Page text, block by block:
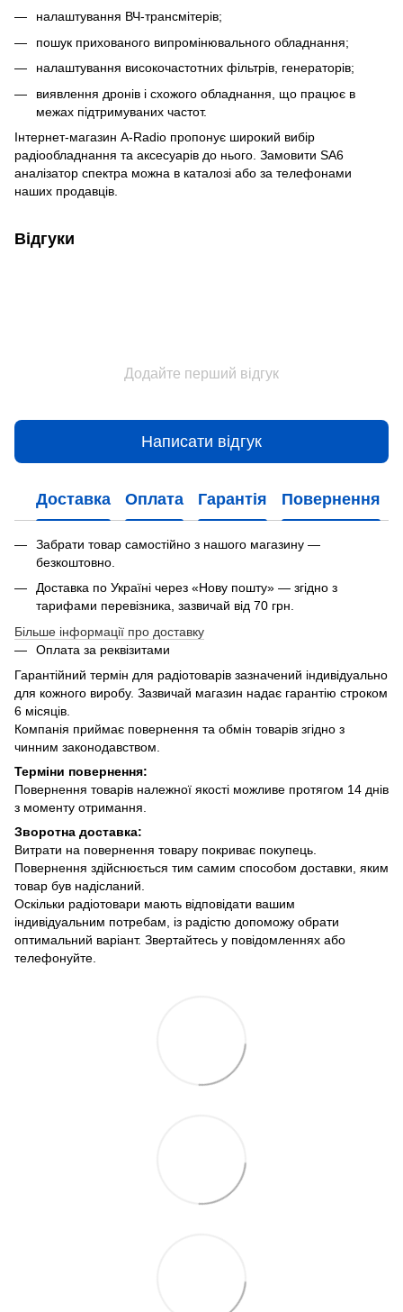
налаштування ВЧ-трансмітерів;
пошук прихованого випромінювального обладнання;
налаштування високочастотних фільтрів, генераторів;
виявлення дронів і схожого обладнання, що працює в
межах підтримуваних частот.
Інтернет-магазин A-Radio пропонує широкий вибір
радіообладнання та аксесуарів до нього. Замовити SA6
аналізатор спектра можна в каталозі або за телефонами
наших продавців.
Відгуки
Додайте перший відгук
Написати відгук
Доставка Оплата Гарантія Повернення
Забрати товар самостійно з нашого магазину —
безкоштовно.
Доставка по Україні через «Нову пошту» — згідно з
тарифами перевізника, зазвичай від 70 грн.
Більше інформації про доставку
Оплата за реквізитами
Гарантійний термін для радіотоварів зазначений індивідуально
для кожного виробу. Зазвичай магазин надає гарантію строком
6 місяців.
Компанія приймає повернення та обмін товарів згідно з
чинним законодавством.
Терміни повернення:
Повернення товарів належної якості можливе протягом 14 днів
з моменту отримання.
Зворотна доставка:
Витрати на повернення товару покриває покупець.
Повернення здійснюється тим самим способом доставки, яким
товар був надісланий.
Оскільки радіотовари мають відповідати вашим
індивідуальним потребам, із радістю допоможу обрати
оптимальний варіант. Звертайтесь у повідомленнях або
телефонуйте.